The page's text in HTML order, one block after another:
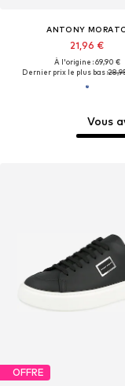
Vous
ANTONY
21,96 €
À l'origine : 69,90 €
Dernier prix le plus bas :
OFFRE